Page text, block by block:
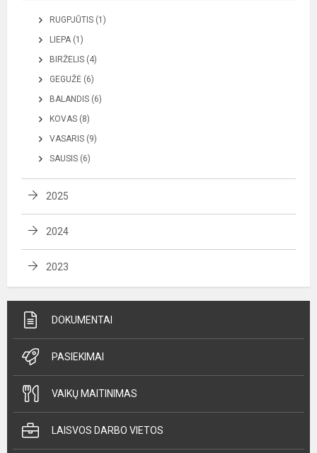
RUGPJŪTIS (1)
LIEPA (1)
BIRŽELIS (4)
GEGUŽĖ (6)
BALANDIS (6)
KOVAS (8)
VASARIS (9)
SAUSIS (6)
2025
2024
2023
DOKUMENTAI
PASIEKIMAI
VAIKŲ MAITINIMAS
LAISVOS DARBO VIETOS